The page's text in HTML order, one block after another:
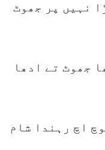
نہیں پر جھوٹ
جھوٹ تے ادھا
اچ رہندا شام